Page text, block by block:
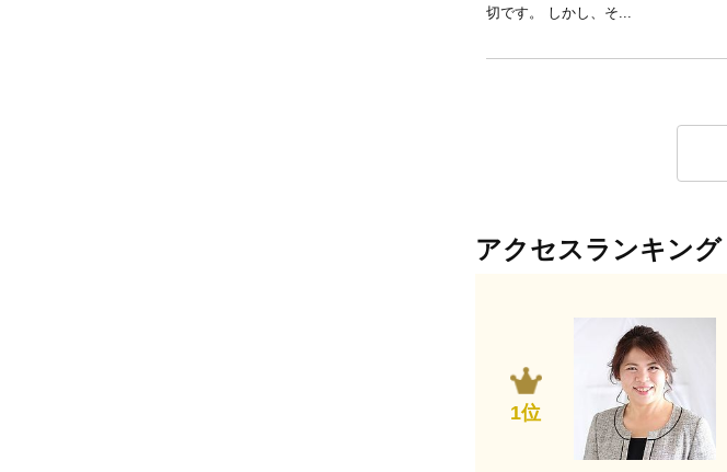
切です。 しかし、そ...
アクセスランキング
1位